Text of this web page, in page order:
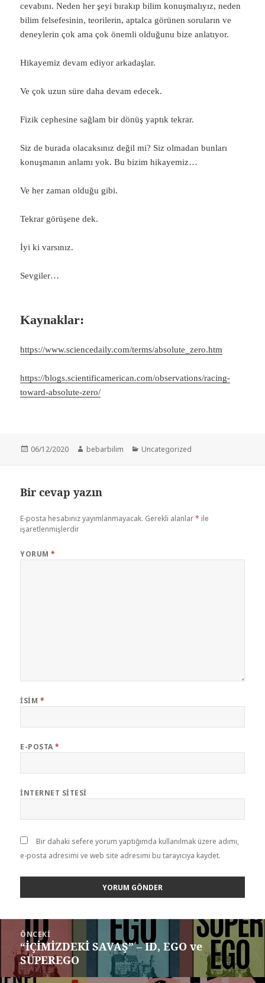
cevabını. Neden her şeyi bırakıp bilim konuşmalıyız, neden
bilim felsefesinin, teorilerin, aptalca görünen soruların ve
deneylerin çok ama çok önemli olduğunu bize anlatıyor.
Hikayemiz devam ediyor arkadaşlar.
Ve çok uzun süre daha devam edecek.
Fizik cephesine sağlam bir dönüş yaptık tekrar.
Siz de burada olacaksınız değil mi? Siz olmadan bunları
konuşmanın anlamı yok. Bu bizim hikayemiz…
Ve her zaman olduğu gibi.
Tekrar görüşene dek.
İyi ki varsınız.
Sevgiler…
Kaynaklar:
https://www.sciencedaily.com/terms/absolute_zero.htm
https://blogs.scientificamerican.com/observations/racing-
toward-absolute-zero/
Yayın
06/12/2020 Yazar
bebarbilim Kategoriler
Uncategorized
Bir cevap yazın
E-posta hesabınız yayımlanmayacak. Gerekli alanlar* ile
işaretlenmişlerdir
YORUM*
İSIM *
E-POSTA*
İNTERNET SITESI
Bir dahaki sefere yorum yaptığımda kullanılmak üzere adımı,
e-posta adresimi ve web site adresimi bu tarayıcıya kaydet.
dolaşımı
ÖNCEKI
Önceki
yazı:
“İÇİMİZDEKİ SAVAŞ” – ID, EGO ve
SÜPEREGO